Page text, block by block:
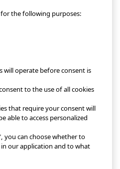
for the following purposes:
will operate before consent is
to the use of all cookies
that require your consent will
able to access personalized
you can choose whether to
our application and to what